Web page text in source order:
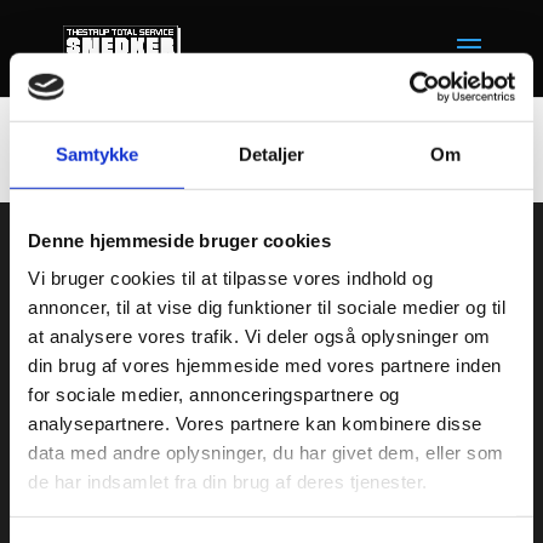
Samtykke Detaljer Om
Denne hjemmeside bruger cookies
Vi bruger cookies til at tilpasse vores indhold og
annoncer, til at vise dig funktioner til sociale medier og til
at analysere vores trafik. Vi deler også oplysninger om
din brug af vores hjemmeside med vores partnere inden
for sociale medier, annonceringspartnere og
analysepartnere. Vores partnere kan kombinere disse
data med andre oplysninger, du har givet dem, eller som
de har indsamlet fra din brug af deres tjenester.
Ingen resultater fundet
præciser din søgning, eller brug navigationen
ovenfor til at lokalisere indlægget.
Totalservice
Din lokale tømrer i
Vallensbæk og Ishøj
Vemmetoftevej 18,
2665 Vallensbæk Strand
Tlf.:40 72 45 97
Mail:
thestruptotalservice@gmail.com